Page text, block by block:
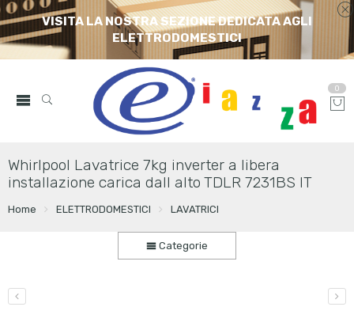
VISITA LA NOSTRA SEZIONE DEDICATA AGLI
ELETTRODOMESTICI
0
Whirlpool Lavatrice 7kg inverter a libera
installazione carica dall alto TDLR 7231BS IT
Home ELETTRODOMESTICI LAVATRICI
Categorie